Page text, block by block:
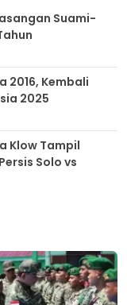
Suami-
2016, Kembali
2025
Klow Tampil
Solo vs